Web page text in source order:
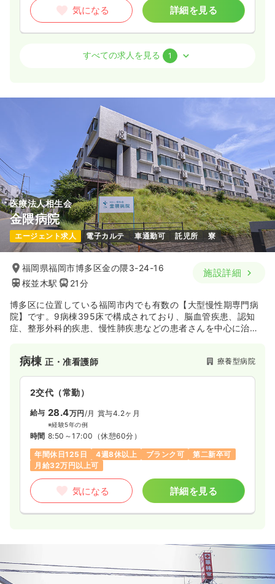
気になる 詳細を見る
正・准看護師
万円
8:30～17:30
月給33万円以上可
気になる 詳細を見る
すべての求人を見る 1
医療法人相生会
金隈病院
エージェント求人 電子カルテ 車通勤可 託児所 寮
福岡県福岡市博多区金の隈3-24-16
桜並木駅
21分
施設詳細
博多区に位置している福岡市内でも有数の【大型慢性期専門病
院】です。9病棟395床で構成されており、脳血管疾患、認知
症、整形外科的疾患、慢性肺疾患などの患者さんを中心に治療
病棟正・准看護師 療養型病院
2交代（常勤）
給与 28.4万円/月 賞与4.2ヶ月
※経験5年の例
時間 8:50～17:00 （休憩60分）
年間休日125日
4週8休以上 ブランク可
第二新卒可
月給32万円以上可
気になる 詳細を見る